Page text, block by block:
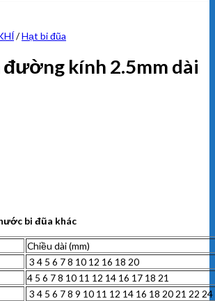
/Hạt bi đũa
kính 2.5mm dài
bi đũa khác
Chiều dài (mm)
3 4 5 6 7 8 10 12 16 18 20
4 5 6 7 8 10 11 12 14 16 17 18 21
3 4 5 6 7 8 9 10 11 12 14 16 18 20 21 22